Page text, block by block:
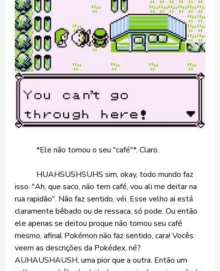
*Ele não tomou o seu "café"*. Claro.
HUAHSUSHSUHS sim, okay, todo mundo faz
isso. "Ah, que saco, não tem café, vou ali me deitar na
rua rapidão". Não faz sentido, véi. Esse velho ai está
claramente bêbado ou de ressaca, só pode. Ou então
ele apenas se deitou proque não tomou seu café
mesmo, afinal Pokémon não faz sentido, cara! Vocês
veem as descrições da Pokédex, né?
AUHAUSHAUSH, uma pior que a outra. Então um